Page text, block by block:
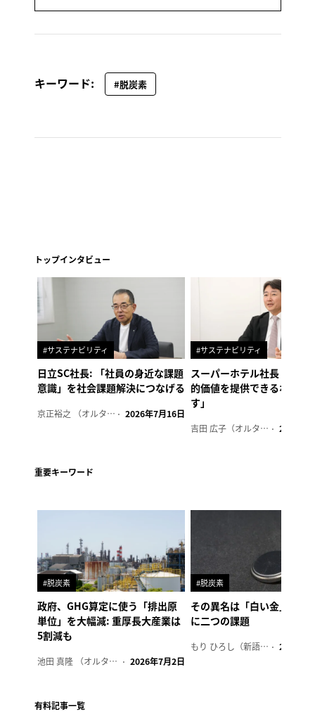
キーワード: #脱炭素
トップインタビュー
#サステナビリティ
日立SC社長: 「社員の身近な課題
意識」を社会課題解決につなげる
京正裕之 （オルタナ副編集長） 2026年7月16日
#サステナビリティ
スーパーホテル社長「地域
的価値を提供できるホテル
す」
吉田 広子（オルタナ輪番編集長） 2026年6
重要キーワード
#脱炭素
政府、GHG算定に使う「排出原
単位」を大幅減: 重厚長大産業は
5割減も
池田 真隆 （オルタナ輪番編集長） 2026年7月2日
#脱炭素
その異名は「白い金」、リ
に二つの課題
もり ひろし（新語ウォッチャー） 2023年7
有料記事一覧